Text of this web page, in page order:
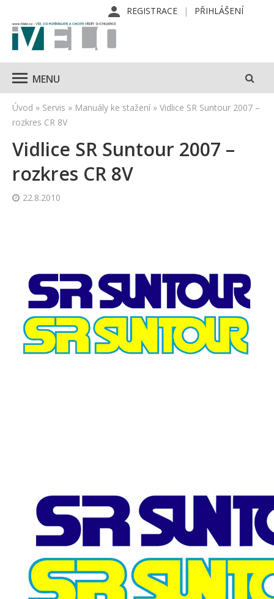
REGISTRACE PŘIHLÁŠENÍ
MENU
Úvod » Servis » Manuály ke stažení » Vidlice SR Suntour 2007 –
rozkres CR 8V
Vidlice SR Suntour 2007 –
rozkres CR 8V
22.8.2010